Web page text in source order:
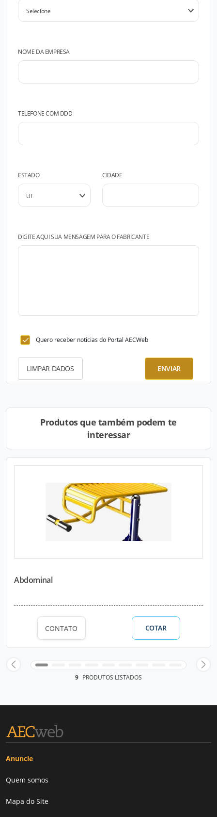
NOME DA EMPRESA
TELEFONE COM DDD
ESTADO CIDADE
DIGITE AQUI SUA MENSAGEM PARA O FABRICANTE
Quero receber notícias do Portal AECWeb
LIMPAR DADOS ENVIAR
Produtos que também podem te
interessar
Abdominal
CONTATO COTAR
9 PRODUTOS LISTADOS
Anuncie
Quem somos
Mapa do Site